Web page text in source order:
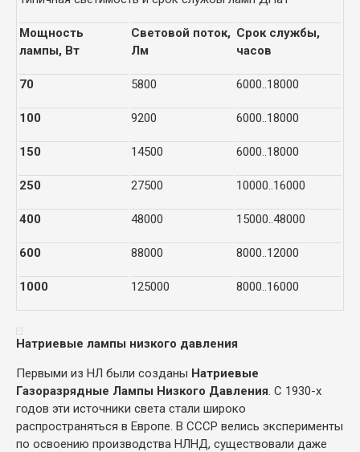
Мощность
лампы, Вт
Световой поток,
Лм
Срок службы,
часов
70 5800 6000..18000
100 9200 6000..18000
150 14500 6000..18000
250 27500 10000..16000
400 48000 15000..48000
600 88000 8000..12000
1000 125000 8000..16000
Натриевые лампы низкого давления
Первыми из НЛ были созданы Натриевые
Газоразрядные Лампы Низкого Давления. С 1930-х
годов эти источники света стали широко
распространяться в Европе. В СССР велись эксперименты
по освоению производства НЛНД, существовали даже